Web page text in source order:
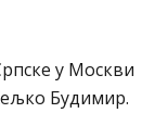
у Москви
Будимир.